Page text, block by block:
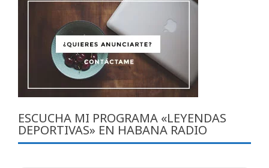
ESCUCHA MI PROGRAMA «LEYENDAS
DEPORTIVAS» EN HABANA RADIO